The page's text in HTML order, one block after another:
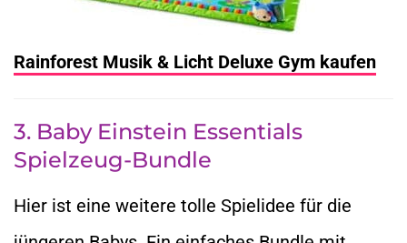
Rainforest Musik & Licht Deluxe Gym kaufen
3. Baby Einstein Essentials
Spielzeug-Bundle
Hier ist eine weitere tolle Spielidee für die